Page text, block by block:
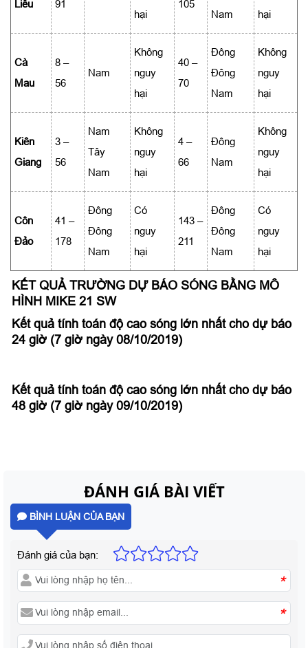
Liêu
91
hại
105
Nam
hại
Cà
Mau
8 –
56
Nam
Không
nguy
hại
40 –
70
Đông
Đông
Nam
Không
nguy
hại
Kiên
Giang
3 –
56
Nam
Tây
Nam
Không
nguy
hại
4 –
66
Đông
Nam
Không
nguy
hại
Côn
Đảo
41 –
178
Đông
Đông
Nam
Có
nguy
hại
143 –
211
Đông
Đông
Nam
Có
nguy
hại
KẾT QUẢ TRƯỜNG DỰ BÁO SÓNG BẰNG MÔ
HÌNH MIKE 21 SW
Kết quả tính toán độ cao sóng lớn nhất cho dự báo
24 giờ (7 giờ ngày 08/10/2019)
Kết quả tính toán độ cao sóng lớn nhất cho dự báo
48 giờ (7 giờ ngày 09/10/2019)
ĐÁNH GIÁ BÀI VIẾT
BÌNH LUẬN CỦA BẠN
Đánh giá của bạn:
*
*